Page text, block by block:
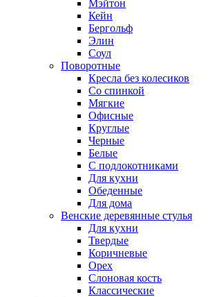
Мэйтон
Кейн
Бергольф
Элин
Соул
Поворотные
Кресла без колесиков
Со спинкой
Мягкие
Офисные
Круглые
Черные
Белые
С подлокотниками
Для кухни
Обеденные
Для дома
Венские деревянные стулья
Для кухни
Твердые
Коричневые
Орех
Слоновая кость
Классические